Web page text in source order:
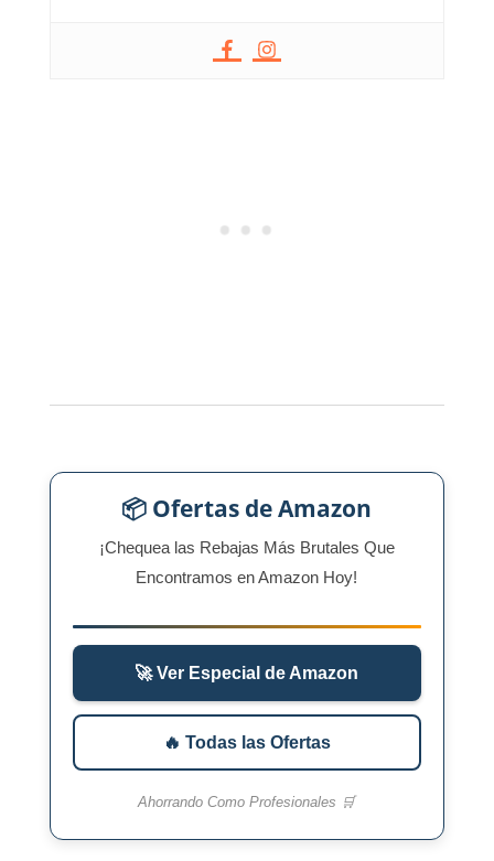
📦 Ofertas de Amazon
¡Chequea las Rebajas Más Brutales Que
Encontramos en Amazon Hoy!
🚀 Ver Especial de Amazon
🔥 Todas las Ofertas
Ahorrando Como Profesionales 🛒